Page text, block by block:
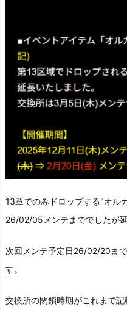
13章でのみドロップする"オル
26/02/05メンテまででしたが延
次回メンテ予定日26/02/20ま
す。
交換所の閉鎖時期がこれまで